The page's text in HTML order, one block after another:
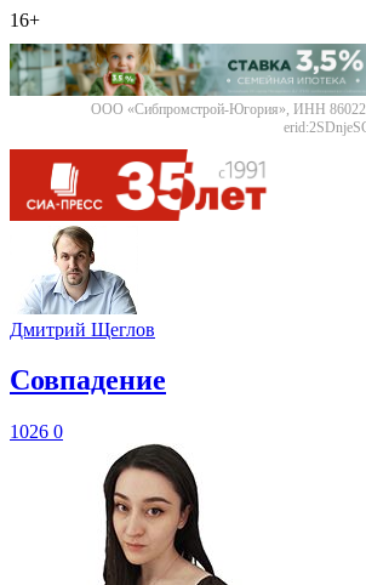
16+
ООО «Сибпромстрой-Югория», ИНН
Дмитрий Щеглов
​Совпадение
1026 0